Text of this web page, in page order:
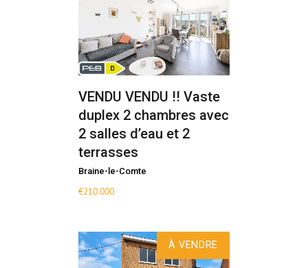
VENDU VENDU !! Vaste
duplex 2 chambres avec
2 salles d’eau et 2
terrasses
Braine-le-Comte
€210.000
À VENDRE